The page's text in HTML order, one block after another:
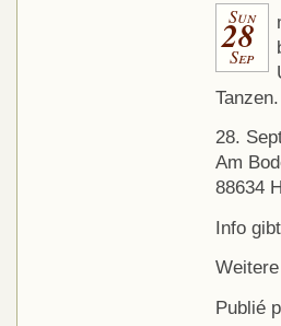
Sun
28
Sep
Tanzen.
28.
Am
88634
Info
Publié